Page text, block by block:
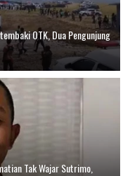
OTK, Dua Pengunjung
Tak Wajar Sutrimo,